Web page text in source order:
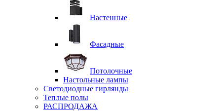
Настенные
Фасадные
Потолочные
Настольные лампы
Светодиодные гирлянды
Теплые полы
РАСПРОДАЖА